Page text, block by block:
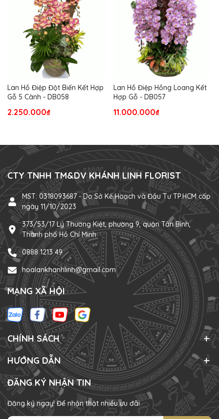
Lan Hồ Điệp Đột Biến Kết Hợp
Gỗ 5 Cành - DB058
2.250.000₫
Lan Hồ Điệp Hồng Loang Kết
Hợp Gỗ - DB057
11.000.000₫
CTY TNHH TM&DV KHÁNH LINH FLORIST
MST: 0318093687 - Do Sở Kế Hoạch và Đầu Tư TP.HCM cấp
ngày 11/10/2023
373/53/17 Lý Thường Kiệt, phường 9, quận Tân Bình,
Thành phố Hồ Chí Minh
0888 1213 49
hoalankhanhlinh@gmail.com
MẠNG XÃ HỘI
CHÍNH SÁCH
HƯỚNG DẪN
ĐĂNG KÝ NHẬN TIN
Đăng ký ngay! Để nhận thật nhiều ưu đãi